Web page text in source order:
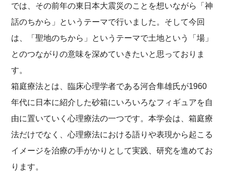
では、その前年の東日本大震災のことを想いながら「神
話のちから」というテーマで行いました。そして今回
は、「聖地のちから」というテーマで土地という「場」
とのつながりの意味を深めていきたいと思っておりま
す。
箱庭療法とは、臨床心理学者である河合隼雄氏が1960
年代に日本に紹介した砂箱にいろいろなフィギュアを自
由に置いていく心理療法の一つです。本学会は、箱庭療
法だけでなく、心理療法における語りや表現から起こる
イメージを治療の手がかりとして実践、研究を進めてお
ります。